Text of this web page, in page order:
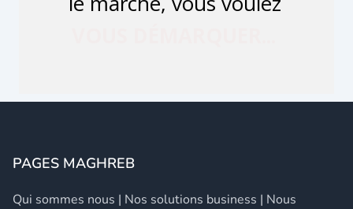
PAGES MAGHREB
Qui sommes nous | Nos solutions business | Nous